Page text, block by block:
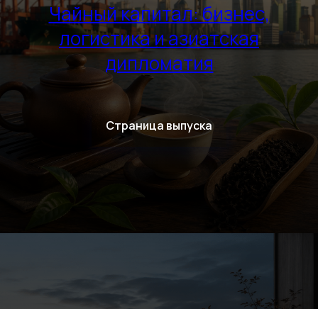
Чайный капитал: бизнес,
логистика и азиатская
дипломатия
Страница выпуска